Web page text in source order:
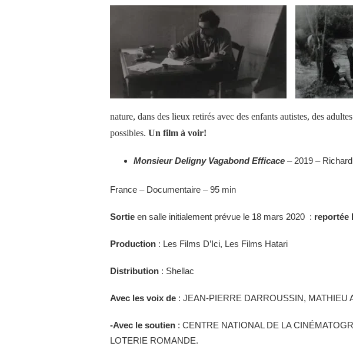
nature, dans des lieux retirés avec des enfants autistes, des adultes
possibles. Un film à voir!
Monsieur Deligny Vagabond Efficace – 2019 –
France – Documentaire – 95 min
Sortie en salle initialement prévue le 18 mars 2020 : reportée
Production : Les Films D’Ici, Les Films Hatari
Distribution : Shellac
Avec les voix de : JEAN-PIERRE DARROUSSIN, MATHIEU
-Avec le soutien : CENTRE NATIONAL DE LA
LOTERIE ROMANDE.